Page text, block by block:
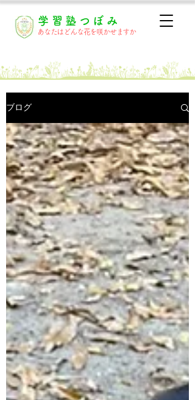
学習塾つぼみ
あなたはどんな花を咲かせますか
ブログ